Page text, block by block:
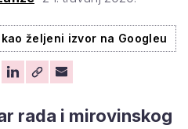
željeni izvor na Googleu
rada i mirovinskog